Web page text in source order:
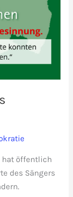
hat öffentlich
des Sängers